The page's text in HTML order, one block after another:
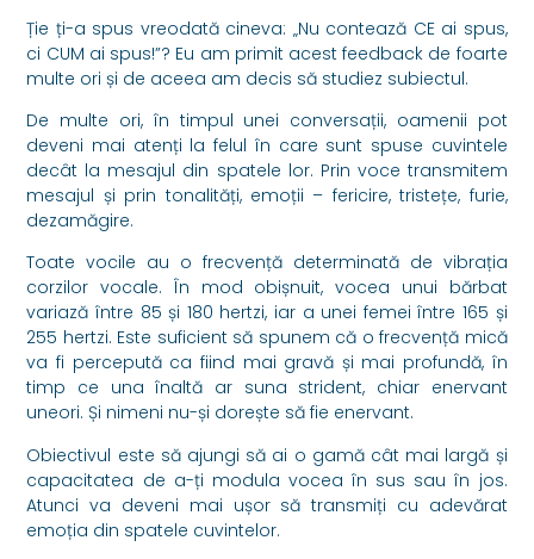
Ție ți-a spus vreodată cineva: „Nu contează CE ai spus,
ci CUM ai spus!”? Eu am primit acest feedback de foarte
multe ori și de aceea am decis să studiez subiectul.
De multe ori, în timpul unei conversații, oamenii pot
deveni mai atenți la felul în care sunt spuse cuvintele
decât la mesajul din spatele lor. Prin voce transmitem
mesajul și prin tonalități, emoții – fericire, tristețe, furie,
dezamăgire.
Toate vocile au o frecvență determinată de vibrația
corzilor vocale. În mod obișnuit, vocea unui bărbat
variază între 85 și 180 hertzi, iar a unei femei între 165 și
255 hertzi. Este suficient să spunem că o frecvență mică
va fi percepută ca fiind mai gravă și mai profundă, în
timp ce una înaltă ar suna strident, chiar enervant
uneori. Și nimeni nu-și dorește să fie enervant.
Obiectivul este să ajungi să ai o gamă cât mai largă și
capacitatea de a-ți modula vocea în sus sau în jos.
Atunci va deveni mai ușor să transmiți cu adevărat
emoția din spatele cuvintelor.